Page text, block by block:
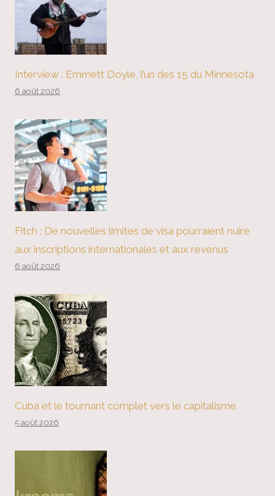
Interview : Emmett Doyle, l’un des 15 du Minnesota
6 août 2026
Fitch : De nouvelles limites de visa pourraient nuire
aux inscriptions internationales et aux revenus
6 août 2026
Cuba et le tournant complet vers le capitalisme
5 août 2026